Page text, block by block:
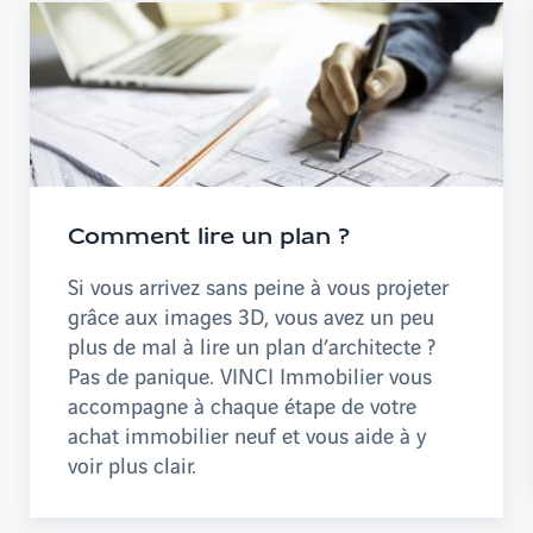
Comment lire un plan ?
Si vous arrivez sans peine à vous projeter
grâce aux images 3D, vous avez un peu
plus de mal à lire un plan d’architecte ?
Pas de panique. VINCI Immobilier vous
accompagne à chaque étape de votre
achat immobilier neuf et vous aide à y
voir plus clair.